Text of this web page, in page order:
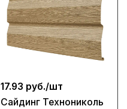
17.93 руб./шт
Сайдинг Технониколь